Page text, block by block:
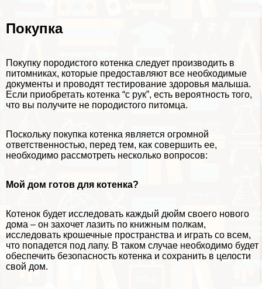
Покупка
Покупку породистого котенка следует производить в
питомниках, которые предоставляют все необходимые
документы и проводят тестирование здоровья малыша.
Если приобретать котенка “с рук”, есть вероятность того,
что вы получите не породистого питомца.
Поскольку покупка котенка является огромной
ответственностью, перед тем, как совершить ее,
необходимо рассмотреть несколько вопросов:
Мой дом готов для котенка?
Котенок будет исследовать каждый дюйм своего нового
дома – он за​​хочет лазить по книжным полкам,
исследовать крошечные прострaнcтва и играть со всем,
что попадется под лапу. В таком случае необходимо будет
обеспечить безопасность котенка и сохранить в целости
свой дом.